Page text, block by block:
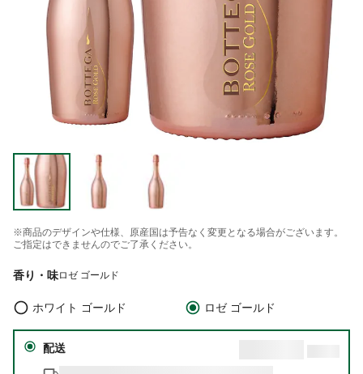
※商品のデザインや仕様、原産国は予告なく変更となる場合がございます。
ご指定はできませんのでご了承ください。
香り・味ロゼ ゴールド
ホワイト ゴールド ロゼ ゴールド
配送